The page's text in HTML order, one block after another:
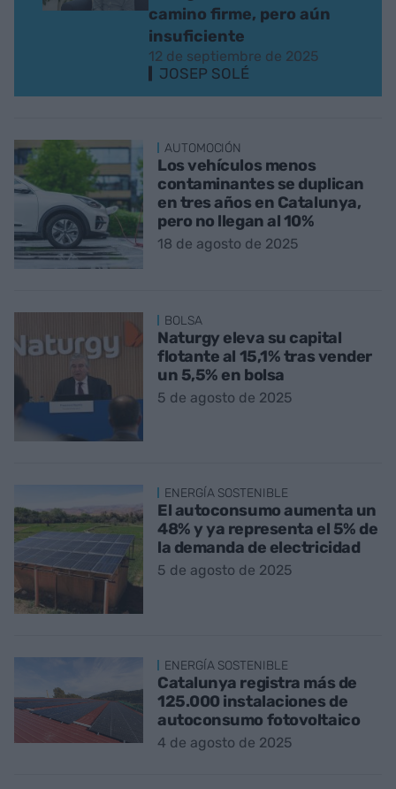
camino firme, pero aún
insuficiente
12 de septiembre de 2025
JOSEP SOLÉ
AUTOMOCIÓN
Los vehículos menos
contaminantes se duplican
en tres años en Catalunya,
pero no llegan al 10%
18 de agosto de 2025
BOLSA
Naturgy eleva su capital
flotante al 15,1% tras vender
un 5,5% en bolsa
5 de agosto de 2025
ENERGÍA SOSTENIBLE
El autoconsumo aumenta un
48% y ya representa el 5% de
la demanda de electricidad
5 de agosto de 2025
ENERGÍA SOSTENIBLE
Catalunya registra más de
125.000 instalaciones de
autoconsumo fotovoltaico
4 de agosto de 2025